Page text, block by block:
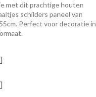
met dit prachtige houten
schilders paneel van
Perfect voor decoratie in